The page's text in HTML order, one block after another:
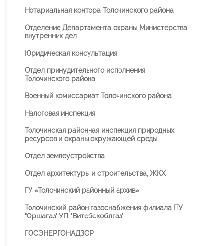
Нотариальная контора Толочинского района
Отделение Департамента охраны Министерства
внутренних дел
Юридическая консультация
Отдел принудительного исполнения
Толочинского района
Военный комиссариат Толочинского района
Налоговая инспекция
Толочинская районная инспекция природных
ресурсов и охраны окружающей среды
Отдел землеустройства
Отдел архитектуры и строительства, ЖКХ
ГУ «Толочинский районный архив»
Толочинский район газоснабжения филиала ПУ
"Оршагаз" УП "Витебскоблгаз"
ГОСЭНЕРГОНАДЗОР